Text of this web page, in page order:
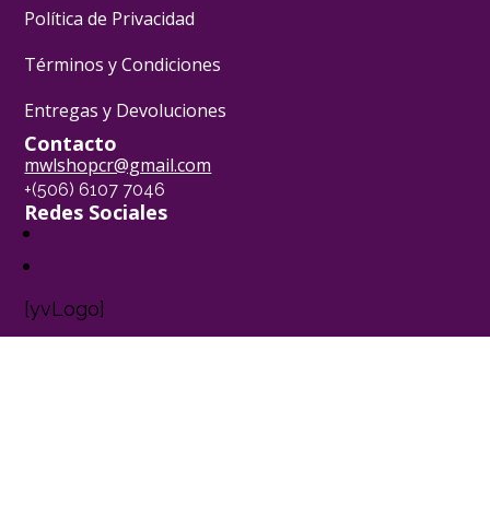
Política de Privacidad
Términos y Condiciones
Entregas y Devoluciones
Contacto
mwlshopcr@gmail.com
+(506) 6107 7046
Redes Sociales
[yvLogo]